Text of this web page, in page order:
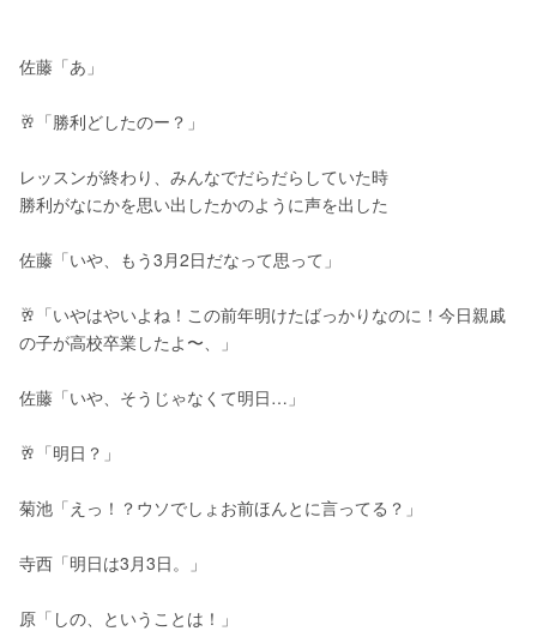
佐藤「あ」
🥂「勝利どしたのー？」
レッスンが終わり、みんなでだらだらしていた時
勝利がなにかを思い出したかのように声を出した
佐藤「いや、もう3月2日だなって思って」
🥂「いやはやいよね！この前年明けたばっかりなのに！今日親戚
の子が高校卒業したよ〜、」
佐藤「いや、そうじゃなくて明日…」
🥂「明日？」
菊池「えっ！？ウソでしょお前ほんとに言ってる？」
寺西「明日は3月3日。」
原「しの、ということは！」